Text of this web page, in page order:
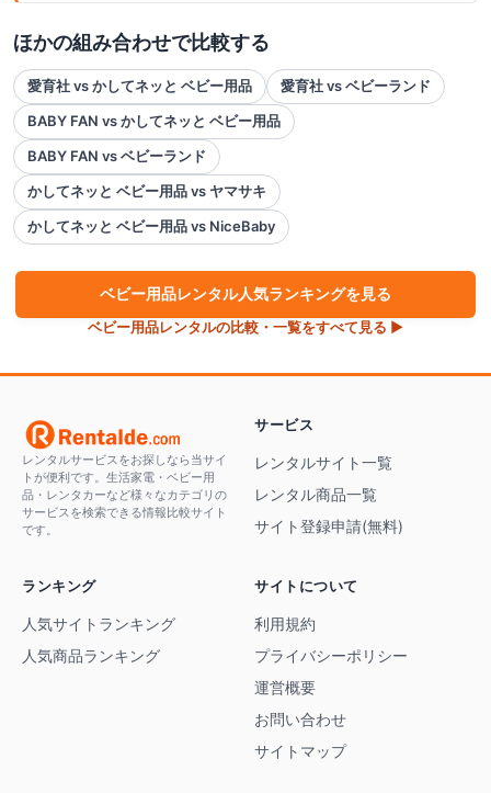
ほかの組み合わせで比較する
愛育社 vs かしてネッと ベビー用品
愛育社 vs ベビーランド
BABY FAN vs かしてネッと ベビー用品
BABY FAN vs ベビーランド
かしてネッと ベビー用品 vs ヤマサキ
かしてネッと ベビー用品 vs NiceBaby
ベビー用品レンタル人気ランキングを見る
ベビー用品レンタルの比較・一覧をすべて見る ▶
レンタルサービスをお探しなら当サイ
トが便利です。生活家電・ベビー用
品・レンタカーなど様々なカテゴリの
サービスを検索できる情報比較サイト
です。
サービス
レンタルサイト一覧
レンタル商品一覧
サイト登録申請(無料)
ランキング
人気サイトランキング
人気商品ランキング
サイトについて
利用規約
プライバシーポリシー
運営概要
お問い合わせ
サイトマップ